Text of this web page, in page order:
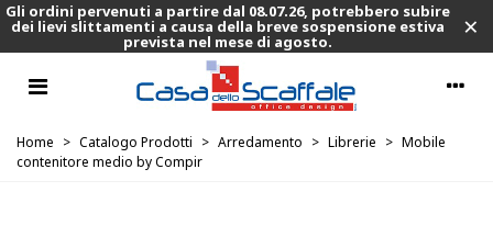
Gli ordini pervenuti a partire dal 08.07.26, potrebbero subire
dei lievi slittamenti a causa della breve sospensione estiva
prevista nel mese di agosto. ×
Home > Catalogo Prodotti > Arredamento > Librerie > Mobile
contenitore medio by Compir